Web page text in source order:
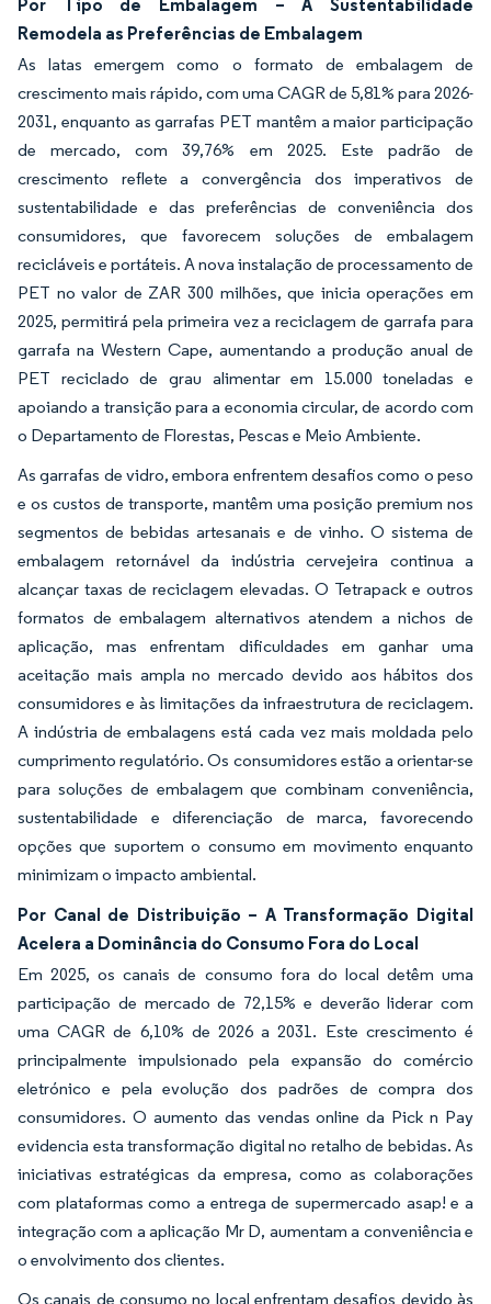
Remodela as Preferências de Embalagem
As latas emergem como o formato de embalagem de
crescimento mais rápido, com uma CAGR de 5,81% para 2026-
2031, enquanto as garrafas PET mantêm a maior participação
de mercado, com 39,76% em 2025. Este padrão de
crescimento reflete a convergência dos imperativos de
sustentabilidade e das preferências de conveniência dos
consumidores, que favorecem soluções de embalagem
recicláveis e portáteis. A nova instalação de processamento de
PET no valor de ZAR 300 milhões, que inicia operações em
2025, permitirá pela primeira vez a reciclagem de garrafa para
garrafa na Western Cape, aumentando a produção anual de
PET reciclado de grau alimentar em 15.000 toneladas e
apoiando a transição para a economia circular, de acordo com
o Departamento de Florestas, Pescas e Meio Ambiente.
As garrafas de vidro, embora enfrentem desafios como o peso
e os custos de transporte, mantêm uma posição premium nos
segmentos de bebidas artesanais e de vinho. O sistema de
embalagem retornável da indústria cervejeira continua a
alcançar taxas de reciclagem elevadas. O Tetrapack e outros
formatos de embalagem alternativos atendem a nichos de
aplicação, mas enfrentam dificuldades em ganhar uma
aceitação mais ampla no mercado devido aos hábitos dos
consumidores e às limitações da infraestrutura de reciclagem.
A indústria de embalagens está cada vez mais moldada pelo
cumprimento regulatório. Os consumidores estão a orientar-se
para soluções de embalagem que combinam conveniência,
sustentabilidade e diferenciação de marca, favorecendo
opções que suportem o consumo em movimento enquanto
minimizam o impacto ambiental.
Por Canal de Distribuição – A Transformação Digital
Acelera a Dominância do Consumo Fora do Local
Em 2025, os canais de consumo fora do local detêm uma
participação de mercado de 72,15% e deverão liderar com
uma CAGR de 6,10% de 2026 a 2031. Este crescimento é
principalmente impulsionado pela expansão do comércio
eletrónico e pela evolução dos padrões de compra dos
consumidores. O aumento das vendas online da Pick n Pay
evidencia esta transformação digital no retalho de bebidas. As
iniciativas estratégicas da empresa, como as colaborações
com plataformas como a entrega de supermercado asap! e a
integração com a aplicação Mr D, aumentam a conveniência e
o envolvimento dos clientes.
Os canais de consumo no local enfrentam desafios devido às